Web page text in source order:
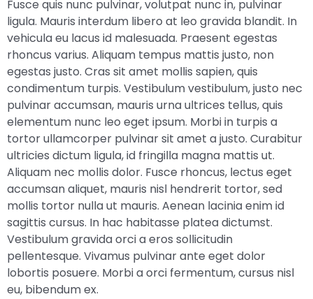
Fusce quis nunc pulvinar, volutpat nunc in, pulvinar
ligula. Mauris interdum libero at leo gravida blandit. In
vehicula eu lacus id malesuada. Praesent egestas
rhoncus varius. Aliquam tempus mattis justo, non
egestas justo. Cras sit amet mollis sapien, quis
condimentum turpis. Vestibulum vestibulum, justo nec
pulvinar accumsan, mauris urna ultrices tellus, quis
elementum nunc leo eget ipsum. Morbi in turpis a
tortor ullamcorper pulvinar sit amet a justo. Curabitur
ultricies dictum ligula, id fringilla magna mattis ut.
Aliquam nec mollis dolor. Fusce rhoncus, lectus eget
accumsan aliquet, mauris nisl hendrerit tortor, sed
mollis tortor nulla ut mauris. Aenean lacinia enim id
sagittis cursus. In hac habitasse platea dictumst.
Vestibulum gravida orci a eros sollicitudin
pellentesque. Vivamus pulvinar ante eget dolor
lobortis posuere. Morbi a orci fermentum, cursus nisl
eu, bibendum ex.